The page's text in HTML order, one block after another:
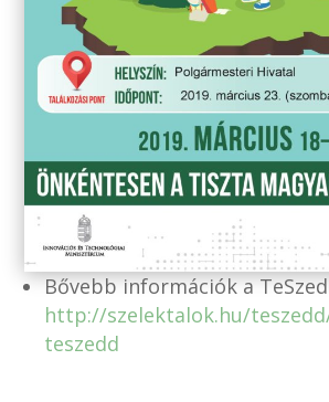
Bővebb információk a
http://szelektalok.hu/
teszedd